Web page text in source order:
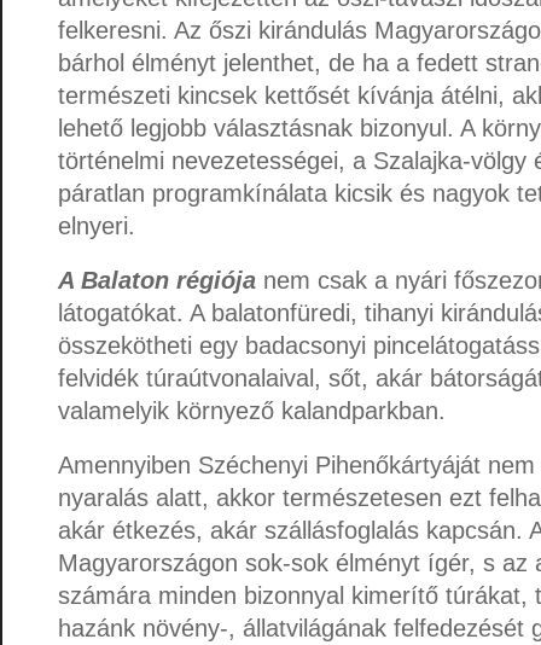
felkeresni. Az őszi kirándulás
bárhol élményt jelenthet, de ha a fedett
természeti kincsek kettősét kívánja átélni,
lehető legjobb választásnak bizonyul. A
történelmi nevezetességei, a Szalajka-völgy
páratlan programkínálata kicsik és nagyok
elnyeri.
A Balaton régiója nem csak a nyári
látogatókat. A balatonfüredi, tihanyi
összekötheti egy badacsonyi
felvidék túraútvonalaival, sőt, akár
valamelyik környező kalandparkban.
Amennyiben Széchenyi Pihenőkártyáját
nyaralás alatt, akkor természetesen ezt
akár étkezés, akár szállásfoglalás kapcsán.
Magyarországon sok-sok élményt ígér, s az
számára minden bizonnyal kimerítő túrákat,
hazánk növény-, állatvilágának felfedezését